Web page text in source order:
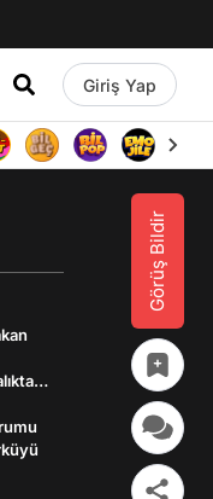
Giriş Yap
Görüş Bildir